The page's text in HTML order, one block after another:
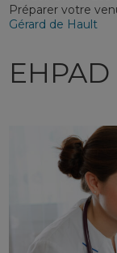
Préparer votre
Gérard de Hault